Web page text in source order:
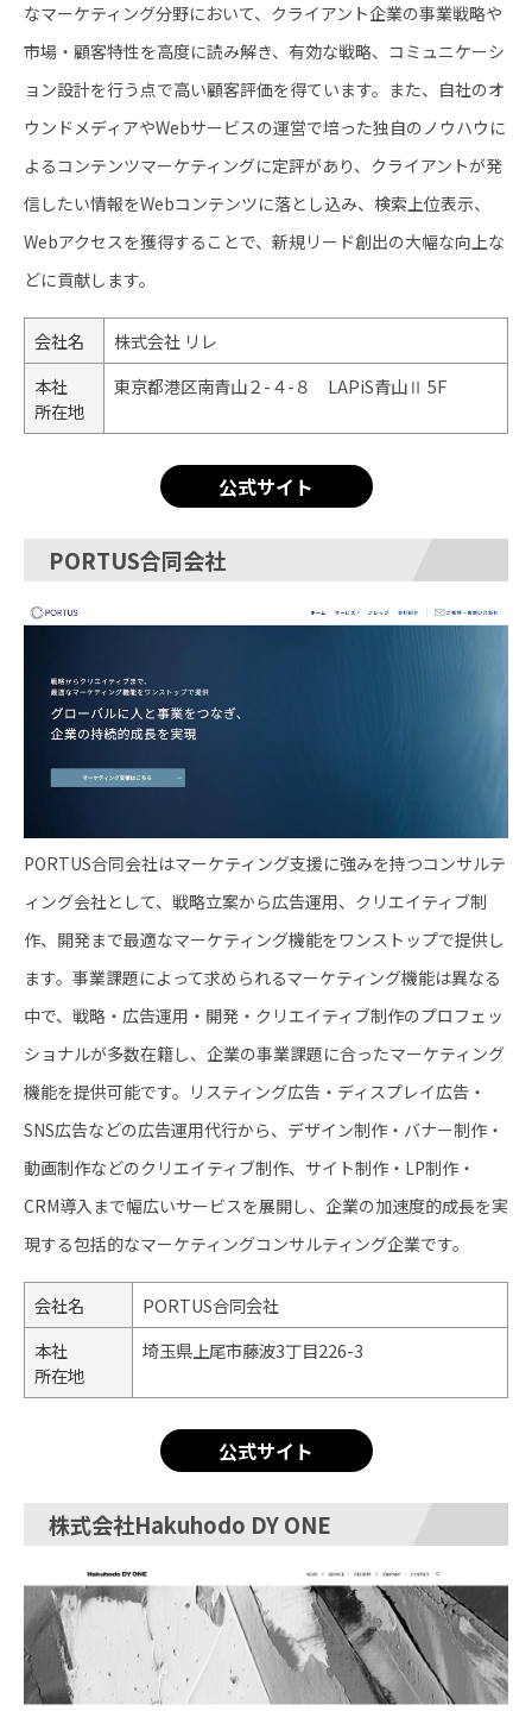
なマーケティング分野において、クライアント企業の事業戦略や
市場・顧客特性を高度に読み解き、有効な戦略、コミュニケーシ
ョン設計を行う点で高い顧客評価を得ています。また、自社のオ
ウンドメディアやWebサービスの運営で培った独自のノウハウに
よるコンテンツマーケティングに定評があり、クライアントが発
信したい情報をWebコンテンツに落とし込み、検索上位表示、
Webアクセスを獲得することで、新規リード創出の大幅な向上な
どに貢献します。
会社名
株式会社 リレ
本社
所在地
東京都港区南青山２-４-８ LAPiS青山Ⅱ 5F
公式サイト
PORTUS合同会社
PORTUS合同会社はマーケティング支援に強みを持つコンサルテ
ィング会社として、戦略立案から広告運用、クリエイティブ制
作、開発まで最適なマーケティング機能をワンストップで提供し
ます。事業課題によって求められるマーケティング機能は異なる
中で、戦略・広告運用・開発・クリエイティブ制作のプロフェッ
ショナルが多数在籍し、企業の事業課題に合ったマーケティング
機能を提供可能です。リスティング広告・ディスプレイ広告・
SNS広告などの広告運用代行から、デザイン制作・バナー制作・
動画制作などのクリエイティブ制作、サイト制作・LP制作・
CRM導入まで幅広いサービスを展開し、企業の加速度的成長を実
現する包括的なマーケティングコンサルティング企業です。
会社名
PORTUS合同会社
本社
所在地
埼玉県上尾市藤波3丁目226-3
公式サイト
株式会社Hakuhodo DY ONE